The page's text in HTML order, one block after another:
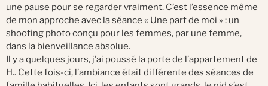
une pause pour se regarder vraiment. C’est l’essence même
de mon approche avec la séance « Une part de moi » : un
shooting photo conçu pour les femmes, par une femme,
dans la bienveillance absolue.
Il y a quelques jours, j’ai poussé la porte de l’appartement de
H.. Cette fois-ci, l’ambiance était différente des séances de